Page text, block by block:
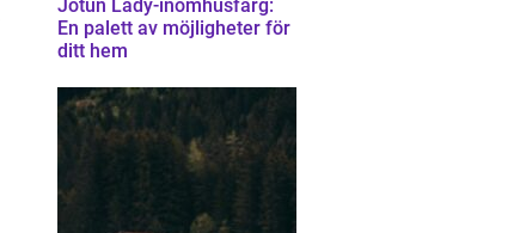
Jotun Lady-inomhusfärg:
En palett av möjligheter för
ditt hem